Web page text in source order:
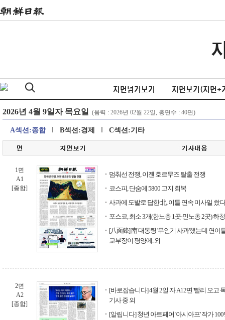
지면넘겨보기 지면보기(지면+
A섹션:종합 B섹션:경제 C섹션:기타
1면
A1
[종합]
멈춰선 전쟁, 이젠 호르무즈 탈출 전쟁
코스피, 단숨에 5800 고지 회복
사과에 도발로 답한 北, 이틀 연속 미사일 쐈다
포스코, 최소 3개(한노총 1곳·민노총 2곳) 하
[八面鋒] 南 대통령 '무인기 사과'했는데 연이
교부장이 평양에. 외
2면
A2
[종합]
[바로잡습니다] 4월 2일 자 A12면 '빨리 오고
기사 중 외
[알립니다] 청년 아트페어 '아시아프' 작가